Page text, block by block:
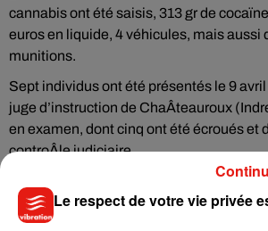
cannabis ont été saisis, 313 gr de
euros en liquide, 4 véhicules, mais aussi
munitions.
Sept individus ont été présentés le 9
juge d’instruction de ChaÂteauroux
en examen, dont cinq ont été écroués et
controÂle judiciaire.
Le respect de votre vie privée